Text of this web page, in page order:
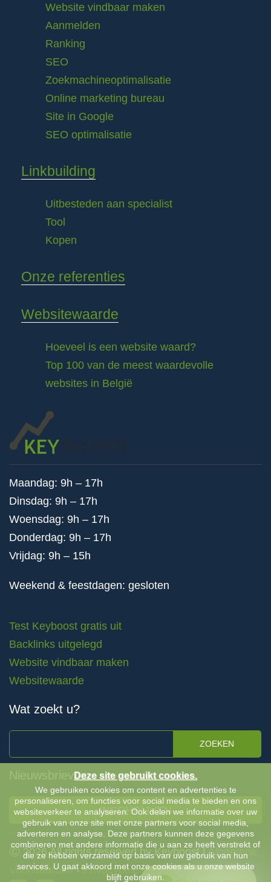
Website vindbaar maken
Aanmelden
Ranking
SEO
Zoekmachineoptimalisatie
Online marketing bureau
Site in Google
SEO optimalisatie
Linkbuilding
Uitbesteden aan specialist
Tool
Kopen
Onze referenties
Websitewaarde
Hoeveel is een website waard?
Top 100 van de meest waardevolle
websites in België
Maandag: 9h – 17h
Dinsdag: 9h – 17h
Woensdag: 9h – 17h
Donderdag: 9h – 17h
Vrijdag: 9h – 15h
Weekend & feestdagen: gesloten
Test Keyboost gratis uit
Backlinks uitgelegd
Website vindbaar maken
Websitewaarde
Wat zoekt u?
ZOEKEN
Nieuwsbrieven
INSCHRIJVEN
Ⓒ 2026 All rights reserved by Keyboost |Algemene
Voorwaarden-Privacybeleid
Deze site gebruikt cookies.
We gebruiken cookies om content en advertenties te
personaliseren, om functies voor social media te bieden en ons
websiteverkeer te analyseren. Ook delen we informatie over uw
gebruik van onze site met onze partners voor social media,
adverteren en analyse. Deze partners kunnen deze gegevens
combineren met andere informatie die u aan ze heeft verstrekt of
die ze hebben verzameld op basis van uw gebruik van hun
services. U gaat akkoord met onze cookies als u onze website
blijft gebruiken.